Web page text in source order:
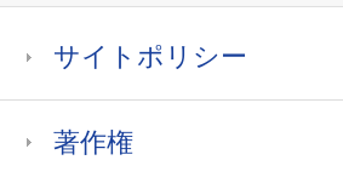
サイトポリシー
著作権